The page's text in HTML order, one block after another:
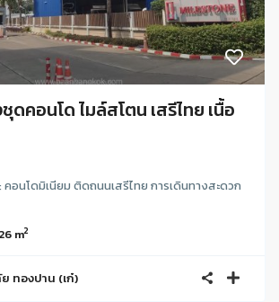
ดคอนโด ไมล์สโตน เสรีไทย เนื้อ
อนโดมิเนียม ติดถนนเสรีไทย การเดินทางสะดวก
26 m2
ทองปาน (เก๋)